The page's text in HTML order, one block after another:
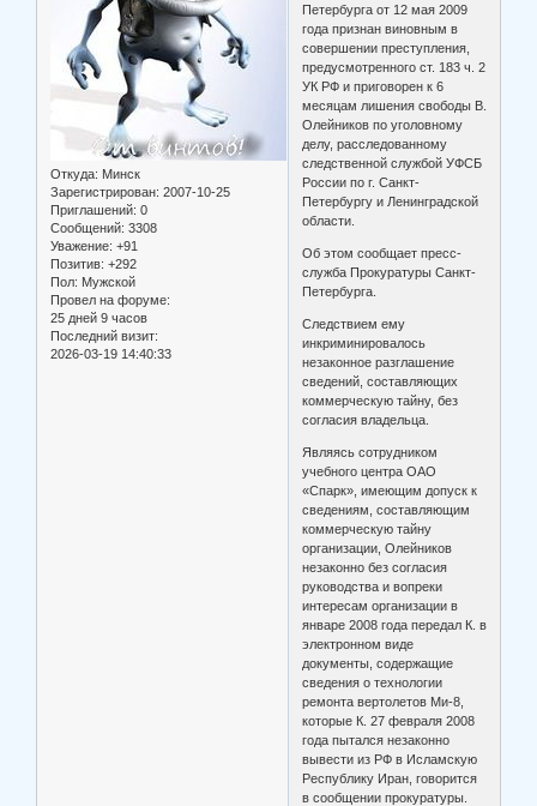
Откуда: Минск
Зарегистрирован: 2007-10-25
Приглашений: 0
Сообщений: 3308
Уважение: +91
Позитив: +292
Пол: Мужской
Провел на форуме:
25 дней 9 часов
Последний визит:
2026-03-19 14:40:33
Петербурга от 12 мая 2009
года признан виновным в
совершении преступления,
предусмотренного ст. 183 ч. 2
УК РФ и приговорен к 6
месяцам лишения свободы В.
Олейников по уголовному
делу, расследованному
следственной службой УФСБ
России по г. Санкт-
Петербургу и Ленинградской
области.
Об этом сообщает пресс-
служба Прокуратуры Санкт-
Петербурга.
Следствием ему
инкриминировалось
незаконное разглашение
сведений, составляющих
коммерческую тайну, без
согласия владельца.
Являясь сотрудником
учебного центра ОАО
«Спарк», имеющим допуск к
сведениям, составляющим
коммерческую тайну
организации, Олейников
незаконно без согласия
руководства и вопреки
интересам организации в
январе 2008 года передал К. в
электронном виде
документы, содержащие
сведения о технологии
ремонта вертолетов Ми-8,
которые К. 27 февраля 2008
года пытался незаконно
вывести из РФ в Исламскую
Республику Иран, говорится
в сообщении прокуратуры.